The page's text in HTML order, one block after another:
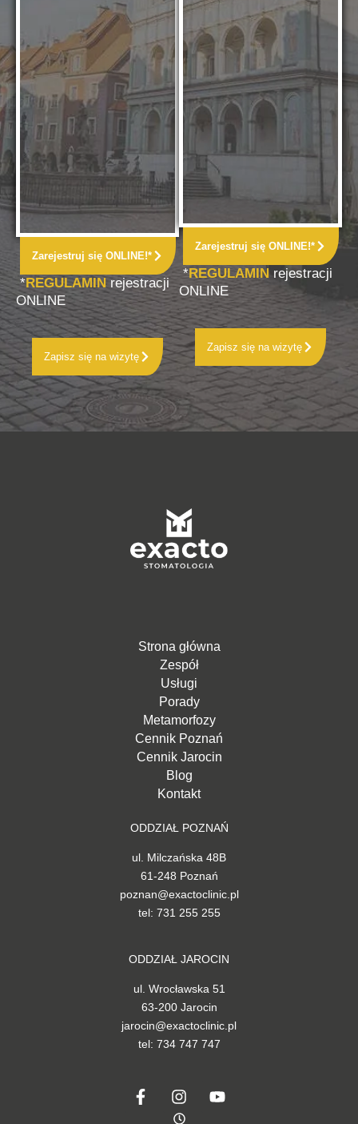
Zarejestruj się ONLINE!*
*REGULAMIN rejestracji
ONLINE
Zapisz się na wizytę
Zarejestruj się ONLINE!*
*REGULAMIN rejestracji
ONLINE
Zapisz się na wizytę
Strona główna
Zespół
Usługi
Porady
Metamorfozy
Cennik Poznań
Cennik Jarocin
Blog
Kontakt
ODDZIAŁ POZNAŃ
ul. Milczańska 48B
61-248 Poznań
poznan@exactoclinic.pl
tel: 731 255 255
ODDZIAŁ JAROCIN
ul. Wrocławska 51
63-200 Jarocin
jarocin@exactoclinic.pl
tel: 734 747 747